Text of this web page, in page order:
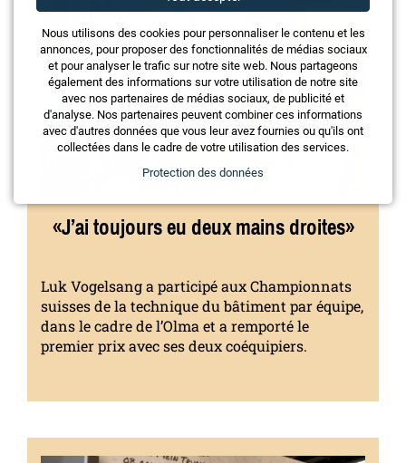
«J’ai toujours eu deux mains droites»
Luk Vogelsang a participé aux Championnats
suisses de la technique du bâtiment par équipe,
dans le cadre de l’Olma et a remporté le
premier prix avec ses deux coéquipiers.
Nous utilisons des cookies pour personnaliser le contenu et les
annonces, pour proposer des fonctionnalités de médias sociaux
et pour analyser le trafic sur notre site web. Nous partageons
également des informations sur votre utilisation de notre site
avec nos partenaires de médias sociaux, de publicité et
d'analyse. Nos partenaires peuvent combiner ces informations
avec d'autres données que vous leur avez fournies ou qu'ils ont
collectées dans le cadre de votre utilisation des services.
Protection des données